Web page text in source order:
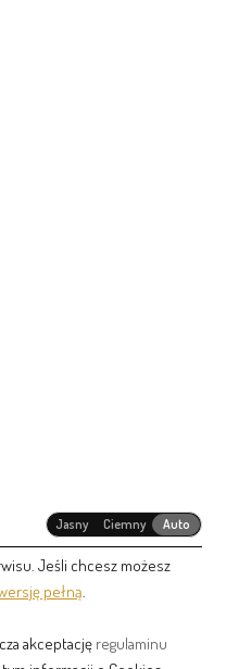
Jasny Ciemny Auto
Jeśli chcesz możesz
pełną
akceptację regulaminu